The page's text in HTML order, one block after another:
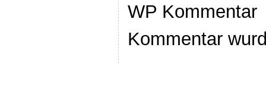
WP Kommentar
Kommentar